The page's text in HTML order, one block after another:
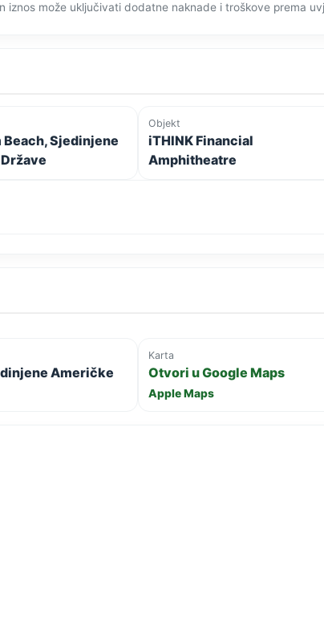
može uključivati dodatne naknade i troškove prema
Beach, Sjedinjene
Objekt
iTHINK Financial
Amphitheatre
Američke
Karta
Otvori u Google Maps
Apple Maps